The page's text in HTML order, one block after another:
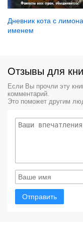
Дневник кота с
именем
Отзывы для
Если Вы прочли эту
комментарий.
Это поможет другим
Отправить